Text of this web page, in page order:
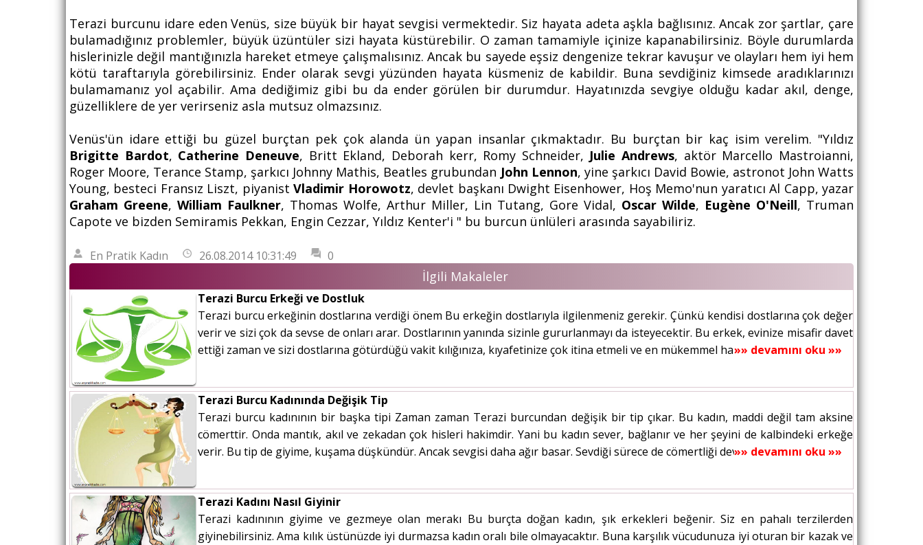
Terazi burcunu idare eden Venüs, size büyük bir hayat sevgisi vermektedir. Siz hayata adeta aşkla bağlısınız. Ancak zor şartlar, çare
bulamadığınız problemler, büyük üzüntüler sizi hayata küstürebilir. O zaman tamamiyle içinize kapanabilirsiniz. Böyle durumlarda
hislerinizle değil mantığınızla hareket etmeye çalışmalısınız. Ancak bu sayede eşsiz dengenize tekrar kavuşur ve olayları hem iyi hem
kötü taraftarıyla görebilirsiniz. Ender olarak sevgi yüzünden hayata küsmeniz de kabildir. Buna sevdiğiniz kimsede aradıklarınızı
bulamamanız yol açabilir. Ama dediğimiz gibi bu da ender görülen bir durumdur. Hayatınızda sevgiye olduğu kadar akıl, denge,
güzelliklere de yer verirseniz asla mutsuz olmazsınız.
Venüs'ün idare ettiği bu güzel burçtan pek çok alanda ün yapan insanlar çıkmaktadır. Bu burçtan bir kaç isim verelim. "Yıldız
Brigitte Bardot, Catherine Deneuve, Britt Ekland, Deborah kerr, Romy Schneider, Julie Andrews, aktör Marcello Mastroianni,
Roger Moore, Terance Stamp, şarkıcı Johnny Mathis, Beatles grubundan John Lennon, yine şarkıcı David Bowie, astronot John Watts
Young, besteci Fransız Liszt, piyanistVladimir Horowotz, devlet başkanı Dwight Eisenhower, Hoş Memo'nun yaratıcı Al Capp, yazar
Graham Greene, William Faulkner, Thomas Wolfe, Arthur Miller, Lin Tutang, Gore Vidal, Oscar Wilde, Eugène O'Neill, Truman
Capote ve bizden Semiramis Pekkan, Engin Cezzar, Yıldız Kenter'i " bu burcun ünlüleri arasında sayabiliriz.
En Pratik Kadın 26.08.2014 10:31:49 0
İlgili Makaleler
Terazi Burcu Erkeği ve Dostluk
Terazi burcu erkeğinin dostlarına verdiği önem Bu erkeğin dostlarıyla ilgilenmeniz gerekir. Çünkü kendisi dostlarına çok değer
verir ve sizi çok da sevse de onları arar. Dostlarının yanında sizinle gururlanmayı da isteyecektir. Bu erkek, evinize misafir davet
ettiği zaman ve sizi dostlarına götürdüğü vakit kılığınıza, kıyafetinize çok itina etmeli ve en mükemmel halinizde...»» devamını oku »»
Terazi Burcu Kadınında Değişik Tip
Terazi burcu kadınının bir başka tipi Zaman zaman Terazi burcundan değişik bir tip çıkar. Bu kadın, maddi değil tam aksine
cömerttir. Onda mantık, akıl ve zekadan çok hisleri hakimdir. Yani bu kadın sever, bağlanır ve her şeyini de kalbindeki erkeğe
verir. Bu tip de giyime, kuşama düşkündür. Ancak sevgisi daha ağır basar. Sevdiği sürece de cömertliği devam eder. Hisle...
»» devamını oku »»
Terazi Kadını Nasıl Giyinir
Terazi kadınının giyime ve gezmeye olan merakı Bu burçta doğan kadın, şık erkekleri beğenir. Siz en pahalı terzilerden
giyinebilirsiniz. Ama kılık üstünüzde iyi durmazsa kadın oralı bile olmayacaktır. Buna karşılık vücudunuza iyi oturan bir kazak ve